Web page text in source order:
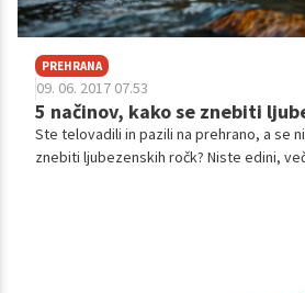
PREHRANA
09. 06. 2017 07.53
5 načinov, kako se znebiti
Ste telovadili in pazili na prehrano, a se
znebiti ljubezenskih ročk? Niste edini,